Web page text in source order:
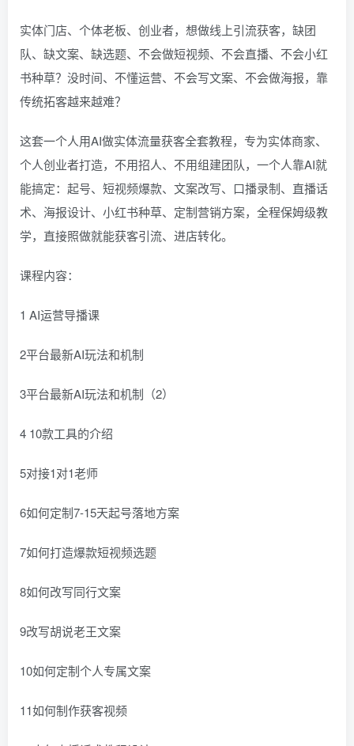
实体门店、个体老板、创业者，想做线上引流获客，缺团
队、缺文案、缺选题、不会做短视频、不会直播、不会小红
书种草？没时间、不懂运营、不会写文案、不会做海报，靠
传统拓客越来越难？
这套一个人用AI做实体流量获客全套教程，专为实体商家、
个人创业者打造，不用招人、不用组建团队，一个人靠AI就
能搞定：起号、短视频爆款、文案改写、口播录制、直播话
术、海报设计、小红书种草、定制营销方案，全程保姆级教
学，直接照做就能获客引流、进店转化。
课程内容：
1 AI运营导播课
2平台最新AI玩法和机制
3平台最新AI玩法和机制（2）
4 10款工具的介绍
5对接1对1老师
6如何定制7-15天起号落地方案
7如何打造爆款短视频选题
8如何改写同行文案
9改写胡说老王文案
10如何定制个人专属文案
11如何制作获客视频